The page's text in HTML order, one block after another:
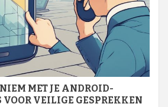
MET JE ANDROID-
VOOR VEILIGE GESPREKKEN